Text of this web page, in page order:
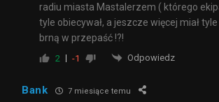
radiu miasta Mastalerzem ( którego
tyle obiecywał, a jeszcze więcej miał
brną w przepaść !?!
2 -1 Odpowiedz
Bank 7 miesiące temu